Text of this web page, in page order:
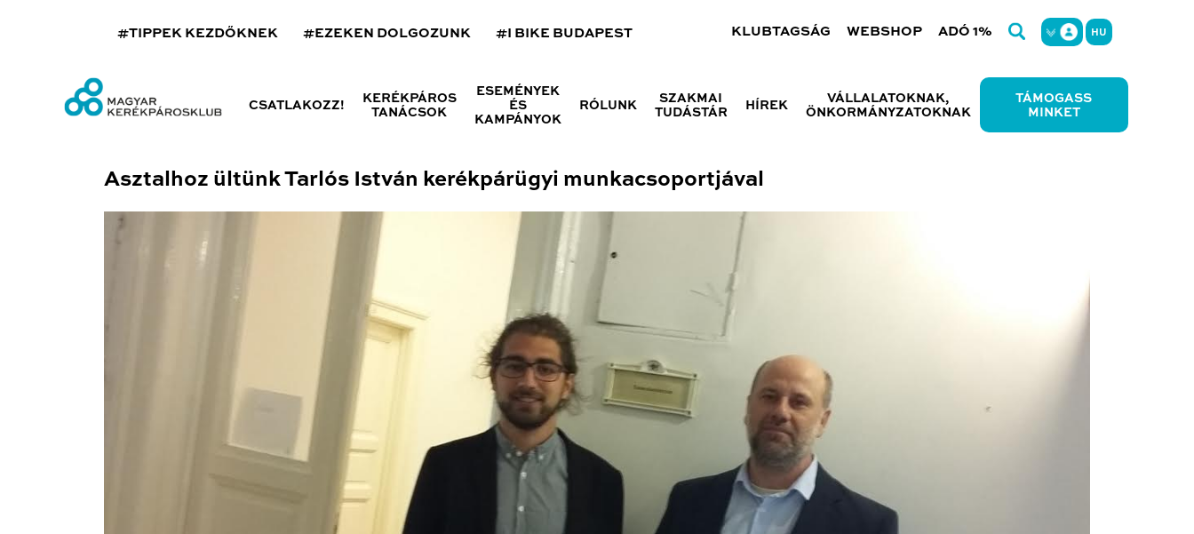
#TIPPEK KEZDŐKNEK #EZEKEN DOLGOZUNK #I BIKE BUDAPEST KLUBTAGSÁG WEBSHOP ADÓ 1% HU
CSATLAKOZZ!
KERÉKPÁROS
TANÁCSOK
ESEMÉNYEK
ÉS
KAMPÁNYOK
RÓLUNK
SZAKMAI
TUDÁSTÁR
HÍREK
VÁLLALATOKNAK,
ÖNKORMÁNYZATOKNAK
TÁMOGASS
MINKET
Asztalhoz ültünk Tarlós István kerékpárügyi munkacsoportjával